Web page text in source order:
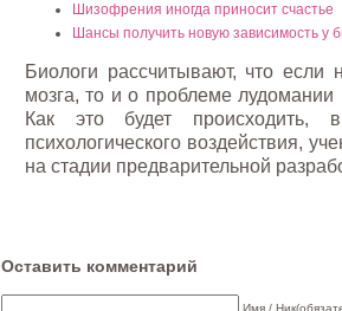
Шизофрения иногда приносит счастье
Шансы получить новую зависимость у
Биологи рассчитывают, что если
мозга, то и о проблеме
Как это будет происходить,
психологического воздействия,
на стадии предварительной
Оставить комментарий
Имя /